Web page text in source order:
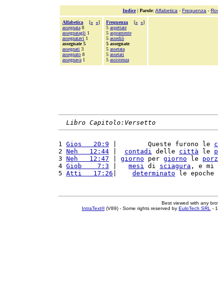
Indice| Parole: Alfabetica - Frequenza -
Alfabetica [« »]
assegnata 8
assegnatagli 1
assegnatavi 1
assegnate 5
assegnati 3
assegnato 8
assegnava 1
Frequenza [« »]
5 aspettate
5 aspramente
5 assediò
5 assegnate
5 assetata
5 assetati
5 assistenza
Libro Capitolo:Versetto
1 Gios   20:9 |        Queste furono le
2 Neh   12:44 contadi delle città le
3 Neh   12:47 giorno per giorno le
4 Giob    7:3 mesi di sciagura , e mi
5 Atti   17:26 determinato le
Best viewed with any
IntraText®(V89) - Some rights reserved by EuloTech SRL -